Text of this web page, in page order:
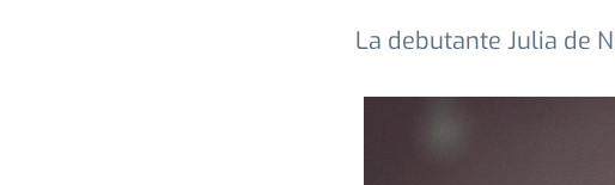
La debutante Julia de